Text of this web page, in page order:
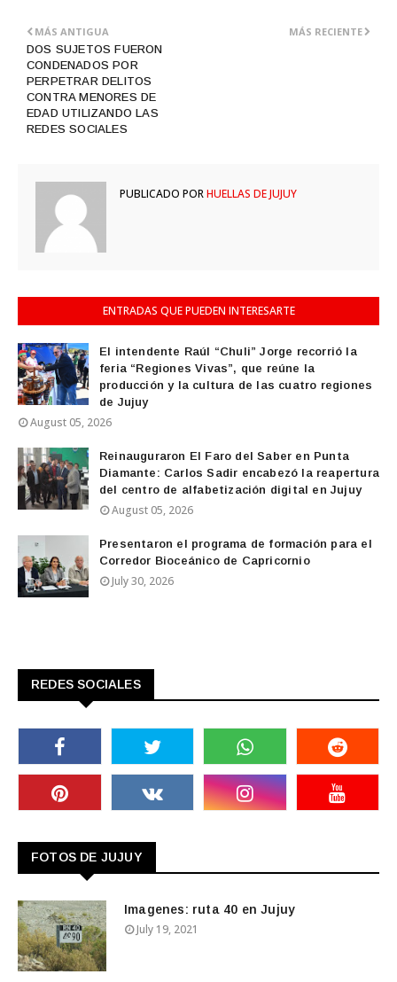
MÁS RECIENTE
MÁS ANTIGUA
DOS SUJETOS FUERON
CONDENADOS POR
PERPETRAR DELITOS
CONTRA MENORES DE
EDAD UTILIZANDO LAS
REDES SOCIALES
PUBLICADO PORHUELLAS DE JUJUY
ENTRADAS QUE PUEDEN INTERESARTE
El intendente Raúl “Chuli” Jorge recorrió la
feria “Regiones Vivas”, que reúne la
producción y la cultura de las cuatro regiones
de Jujuy
August 05, 2026
Reinauguraron El Faro del Saber en Punta
Diamante: Carlos Sadir encabezó la reapertura
del centro de alfabetización digital en Jujuy
August 05, 2026
Presentaron el programa de formación para el
Corredor Bioceánico de Capricornio
July 30, 2026
REDES SOCIALES
FOTOS DE JUJUY
Imagenes: ruta 40 en Jujuy
July 19, 2021